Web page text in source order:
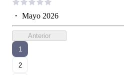
・ Mayo 2026
Anterior
1
2